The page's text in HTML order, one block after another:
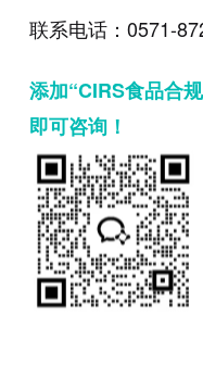
联系电话：0571-
添加“CIRS食品合
即可咨询！